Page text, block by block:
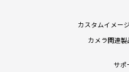
カスタムイメー
カメラ関連製
サポ